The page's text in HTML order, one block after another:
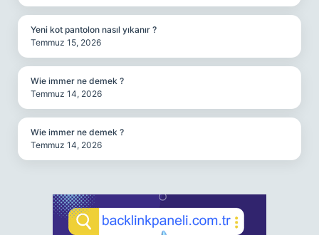
Yeni kot pantolon nasıl yıkanır ?
Temmuz 15, 2026
Wie immer ne demek ?
Temmuz 14, 2026
Wie immer ne demek ?
Temmuz 14, 2026